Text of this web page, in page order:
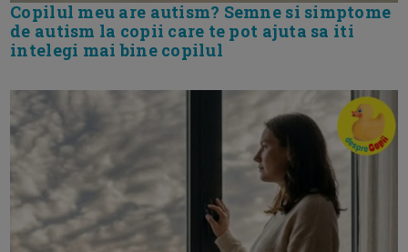
Copilul meu are autism? Semne si simptome
de autism la copii care te pot ajuta sa iti
intelegi mai bine copilul